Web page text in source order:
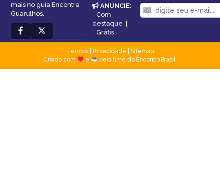
mais no guia Encontra
Guarulhos.
ANUNCIE:
Com
destaque |
Grátis
Termos| Privacidade
Sitemap
Criado com
e pelo time do EncontraBrasil